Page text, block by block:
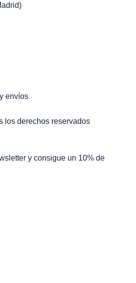
envíos
los derechos reservados
y consigue un 10% de